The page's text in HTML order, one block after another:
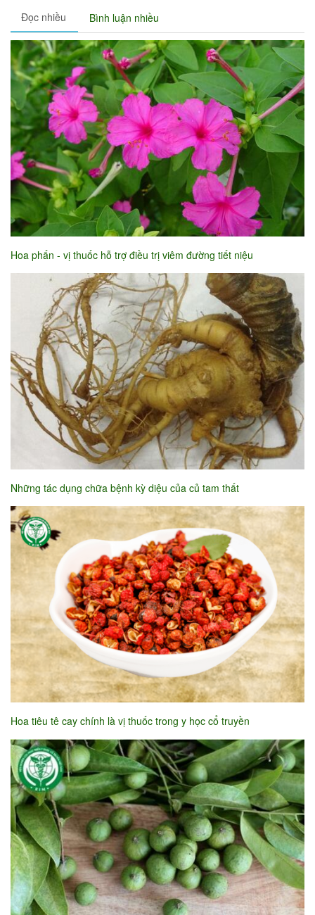
Đọc nhiều Bình luận nhiều
Hoa phấn - vị thuốc hỗ trợ điều trị viêm đường tiết niệu
Những tác dụng chữa bệnh kỳ diệu của củ tam thất
Hoa tiêu tê cay chính là vị thuốc trong y học cổ truyền